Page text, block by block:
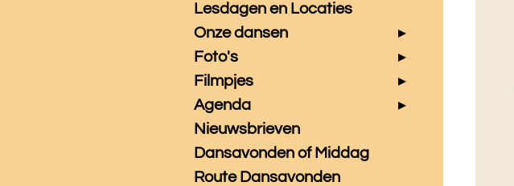
Lesdagen en Locaties
Onze dansen
Foto's
Filmpjes
Agenda
Nieuwsbrieven
Dansavonden of Middag
Route Dansavonden